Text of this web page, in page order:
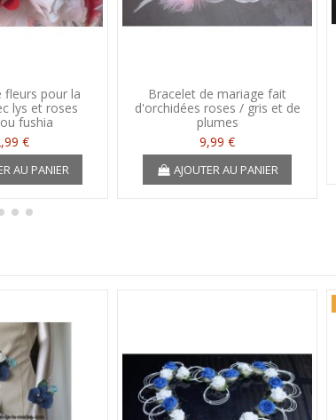
fleurs pour la
lys et roses
fushia
€
AU PANIER
Bracelet de mariage fait
d'orchidées roses / gris et de
plumes
9,99 €
AJOUTER AU PANIER